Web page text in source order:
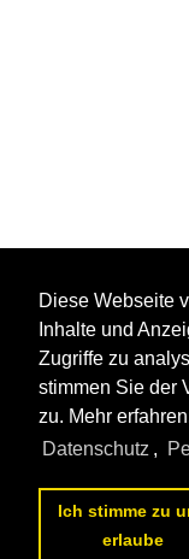
Diese Webseite
Inhalte und
Zugriffe zu
stimmen Sie der
zu. Mehr
Datenschutz ,
Ich stimme zu
erlaube